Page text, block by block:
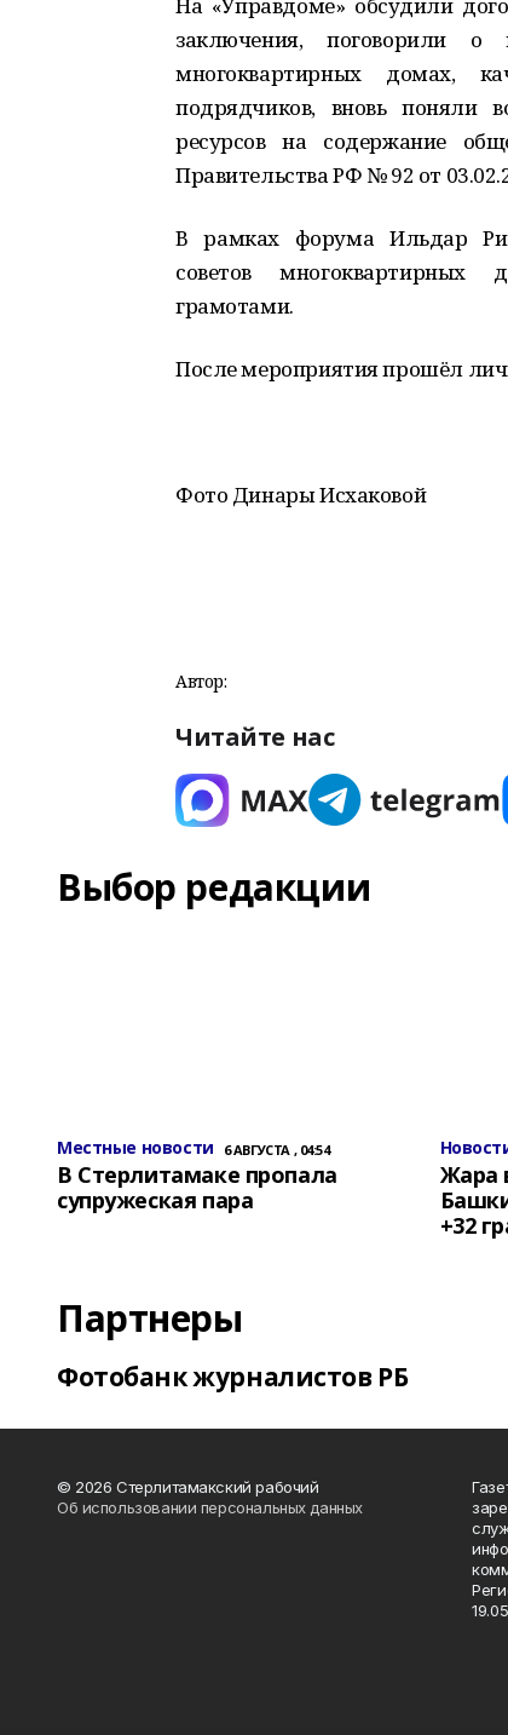
заключения, поговорили
многоквартирных домах,
подрядчиков, вновь поняли
ресурсов на содержание
Правительства РФ № 92 от
В рамках форума Ильдар
советов многоквартирных
грамотами.
После мероприятия прошёл
Фото Динары Исхаковой
Автор:
Читайте нас
Выбор редакции
Местные новости 6 АВГУСТА , 04:54
В Стерлитамаке пропала
супружеская пара
Жара
+32
Партнеры
Фотобанк журналистов РБ
© 2026 Стерлитамакский рабочий
Об использовании персональных данных